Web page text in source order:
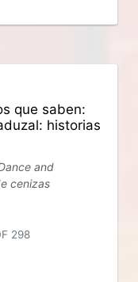
que saben:
historias
and
cenizas
298